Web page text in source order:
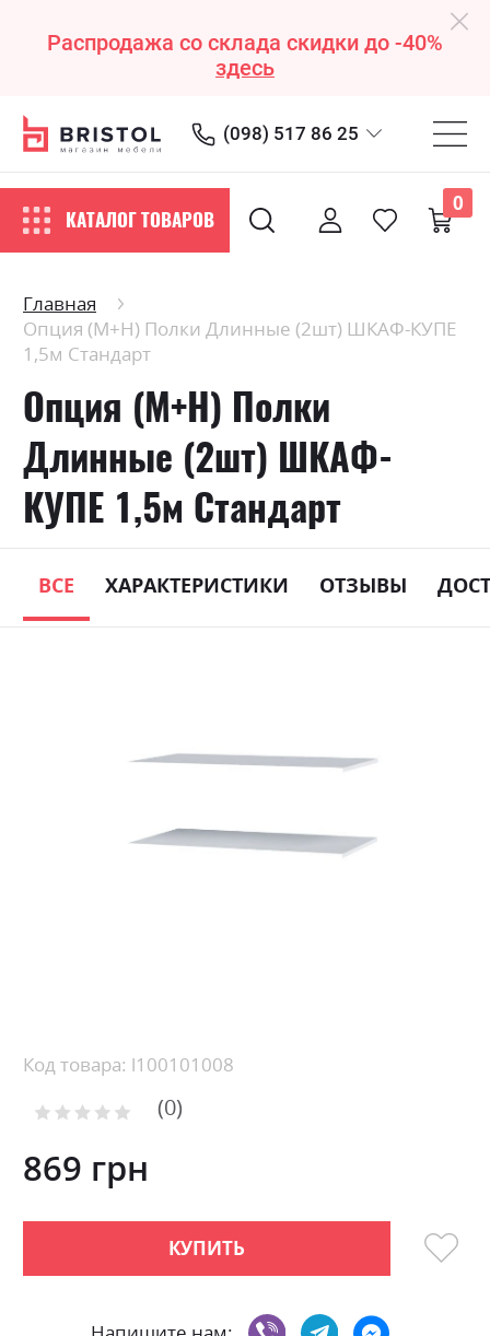
Распродажа со склада скидки до -40%
здесь
(098) 517 86 25
КАТАЛОГ ТОВАРОВ
0
Главная
Опция (М+Н) Полки Длинные (2шт) ШКАФ-КУПЕ
1,5м Стандарт
Опция (М+Н) Полки
Длинные (2шт) ШКАФ-
КУПЕ 1,5м Стандарт
ВСЕ ХАРАКТЕРИСТИКИ ОТЗЫВЫ
beginning
the
gallery
Код товара: l100101008
Рейтинг: 0
869 грн
КУПИТЬ